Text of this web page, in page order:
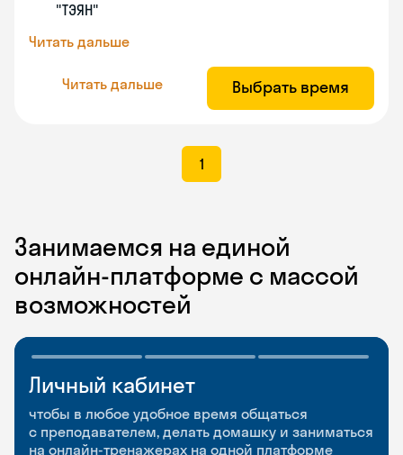
"ТЭЯН"
Читать дальше
Читать дальше Выбрать время
1
Занимаемся на единой
онлайн-платформе с массой
возможностей
Личный кабинет
чтобы в любое удобное время общаться
с преподавателем, делать домашку и заниматься
на онлайн-тренажерах на одной платформе
Мобильное
приложение
чтобы заниматься и изучать новые слова где
Разговорные клубы
и Talks
Групповые занятия для разговорной практики